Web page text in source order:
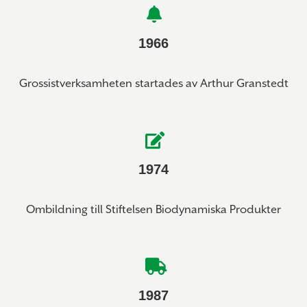
1966
Grossistverksamheten startades av Arthur Granstedt
1974
Ombildning till Stiftelsen Biodynamiska Produkter
1987